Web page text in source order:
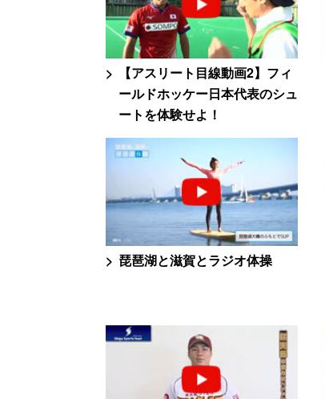
【アスリート目線動画2】フィ
ールドホッケー日本代表のシュ
ートを体験せよ！
琵琶湖と滋賀とラジオ体操